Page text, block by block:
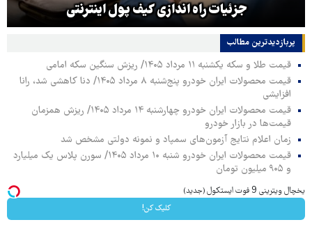
جزئیات راه اندازی کیف پول اینترنتی
پربازدیدترین‌ مطالب
قیمت طلا و سکه یکشنبه ۱۱ مرداد ۱۴۰۵/ ریزش سنگین سکه امامی
قیمت محصولات ایران خودرو پنج‌شنبه ۸ مرداد ۱۴۰۵/ دنا کاهشی شد، رانا
افزایشی
قیمت محصولات ایران خودرو چهارشنبه ۱۴ مرداد ۱۴۰۵/ ریزش همزمان
قیمت‌ها در بازار خودرو
زمان اعلام نتایج آزمون‌های سمپاد و نمونه دولتی مشخص شد
قیمت محصولات ایران خودرو شنبه ۱۰ مرداد ۱۴۰۵/ سورن پلاس یک میلیارد
و ۹۰۵ میلیون تومان
یخچال ویترینی 9 فوت ایستکول (جدید)
کلیک کن!